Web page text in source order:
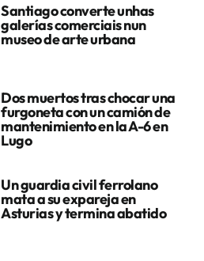
Santiago converte unhas
galerías comerciais nun
museo de arte urbana
Dos muertos tras chocar una
furgoneta con un camión de
mantenimiento en la A-6 en
Lugo
Un guardia civil ferrolano
mata a su expareja en
Asturias y termina abatido